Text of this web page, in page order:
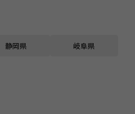
静岡県 岐阜県